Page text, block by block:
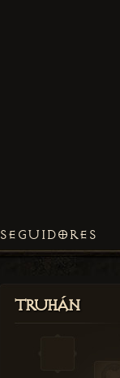
SEGUIDORES
Truhán